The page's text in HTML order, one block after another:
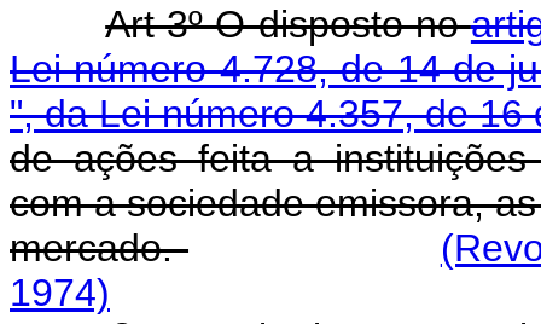
Art 3º O disposto no
Lei número 4.728, de 14 de
", da Lei número 4.357, de 16
de ações feita a
com a sociedade emissora,
mercado.
1974)